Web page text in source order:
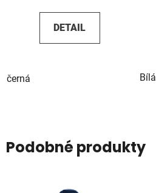
DETAIL
černá Bílá
Podobné produkty